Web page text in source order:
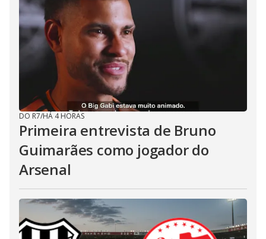
DO R7/HÁ 4 HORAS
Primeira entrevista de Bruno
Guimarães como jogador do
Arsenal